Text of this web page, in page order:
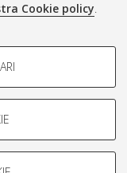
Cookie policy.
caratteristiche della
loro comportamento